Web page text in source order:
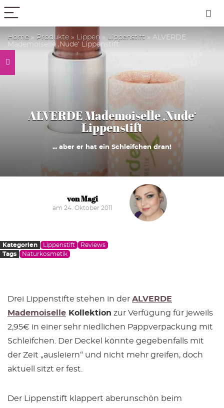
Home » Produkte » Lippen » Lippenstift » ALVERDE
Mademoiselle ‚Nude‘ Lippenstift
ALVERDE Mademoiselle ‚Nude‘
Lippenstift
... aber er hat ein Schleifchen dran!
von Magi
am 24. Oktober 2011
Kategorien Lippenstift
Reviews
Tags
Naturkosmetik
Drei Lippenstifte stehen in der ALVERDE
Mademoiselle Kollektion zur Verfügung für jeweils
2,95€ in einer sehr niedlichen Pappverpackung mit
Schleifchen. Der Deckel könnte gegebenfalls mit
der Zeit „ausleiern“ und nicht mehr greifen, doch
aktuell sitzt er fest.
Der Lippenstift klappert aberunschön beim